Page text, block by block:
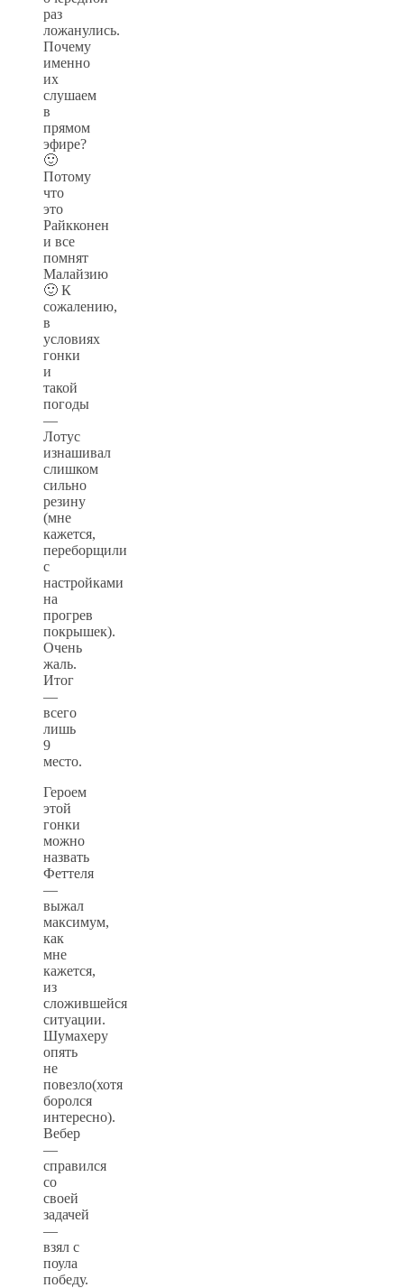
раз
ложанулись.
Почему
именно
их
слушаем
в
прямом
эфире?
🙂
Потому
что
это
Райкконен
и все
помнят
Малайзию
🙂 К
сожалению,
в
условиях
гонки
и
такой
погоды
—
Лотус
изнашивал
слишком
сильно
резину
(мне
кажется,
переборщили
с
настройками
на
прогрев
покрышек).
Очень
жаль.
Итог
—
всего
лишь
9
место.
Героем
этой
гонки
можно
назвать
Феттеля
—
выжал
максимум,
как
мне
кажется,
из
сложившейся
ситуации.
Шумахеру
опять
не
повезло(хотя
боролся
интересно).
Вебер
—
справился
со
своей
задачей
—
взял с
поула
победу.